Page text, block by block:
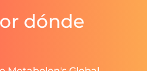
dónde